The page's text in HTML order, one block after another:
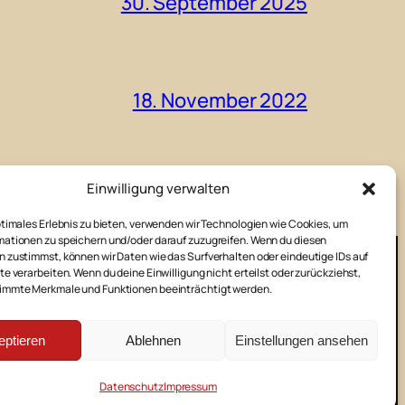
Einwilligung verwalten
Erlebnis zu bieten, verwenden wir Technologien wie Cookies, um
zu speichern und/oder darauf zuzugreifen. Wenn du diesen
zustimmst, können wir Daten wie das Surfverhalten oder eindeutige IDs auf
verarbeiten. Wenn du deine Einwilligung nicht erteilst oder zurückziehst,
Merkmale und Funktionen beeinträchtigt werden.
Ablehnen Einstellungen ansehen
DatenschutzImpressum
18. November 2022
Datenschutz Kontakt E-MailFacebook